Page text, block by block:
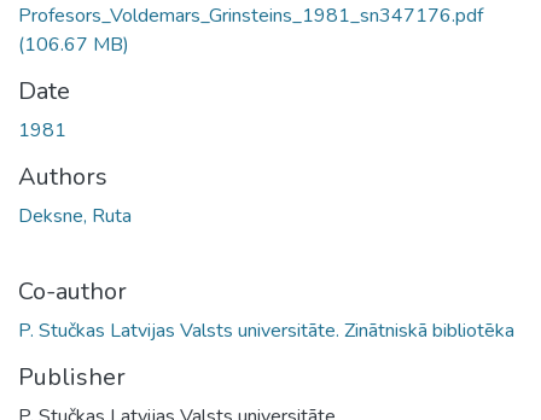
Profesors_Voldemars_Grinsteins_1981_sn347176.pdf
(106.67 MB)
Date
1981
Authors
Deksne, Ruta
Co-author
P. Stučkas Latvijas Valsts universitāte. Zinātniskā bibliotēka
Publisher